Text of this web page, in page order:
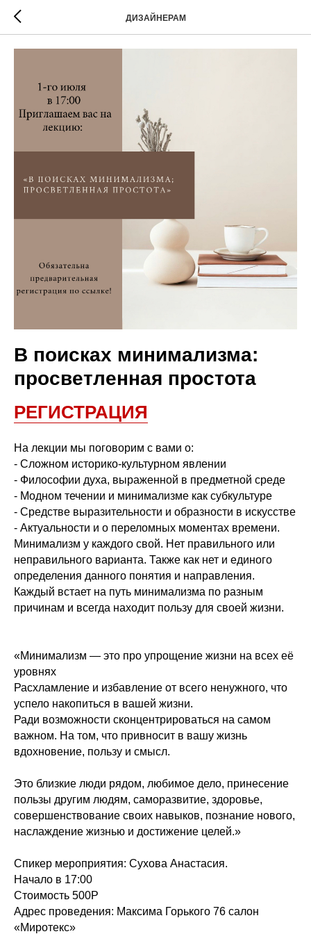
ДИЗАЙНЕРАМ
В поисках минимализма:
просветленная простота
РЕГИСТРАЦИЯ
На лекции мы поговорим с вами о:
- Сложном историко-культурном явлении
- Философии духа, выраженной в предметной среде
- Модном течении и минимализме как субкультуре
- Средстве выразительности и образности в искусстве
- Актуальности и о переломных моментах времени.
Минимализм у каждого свой. Нет правильного или
неправильного варианта. Также как нет и единого
определения данного понятия и направления.
Каждый встает на путь минимализма по разным
причинам и всегда находит пользу для своей жизни.
«Минимализм — это про упрощение жизни на всех её
уровнях
Расхламление и избавление от всего ненужного, что
успело накопиться в вашей жизни.
Ради возможности сконцентрироваться на самом
важном. На том, что привносит в вашу жизнь
вдохновение, пользу и смысл.
Это близкие люди рядом, любимое дело, принесение
пользы другим людям, саморазвитие, здоровье,
совершенствование своих навыков, познание нового,
наслаждение жизнью и достижение целей.»
Спикер мероприятия: Сухова Анастасия.
Начало в 17:00
Стоимость 500Р
Адрес проведения: Максима Горького 76 салон
«Миротекс»